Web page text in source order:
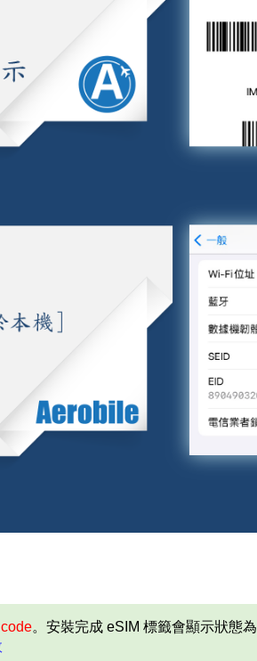
。安裝完成 eSIM 標籤會顯示狀態為